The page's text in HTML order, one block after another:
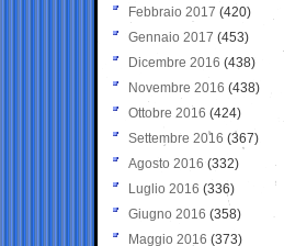
Febbraio 2017 (420)
Gennaio 2017 (453)
Dicembre 2016 (438)
Novembre 2016 (438)
Ottobre 2016 (424)
Settembre 2016 (367)
Agosto 2016 (332)
Luglio 2016 (336)
Giugno 2016 (358)
Maggio 2016 (373)